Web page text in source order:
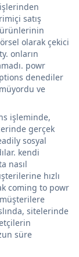
satış
olarak çekici
onların
powr
denediler
ve
işleminde,
gerçek
sosyal
kendi
nasıl
hızlı
coming to powr
sitelerinde
süre